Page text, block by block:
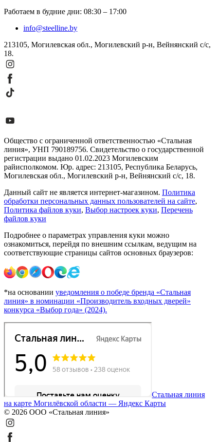
Работаем в будние дни: 08:30 – 17:00
info@steelline.by
213105, Могилевская обл., Могилевский р-н, Вейнянский с/с,
18.
Общество с ограниченной ответственностью «Стальная
линия», УНП 790189756. Свидетельство о государственной
регистрации выдано 01.02.2023 Могилевским
райисполкомом. Юр. адрес: 213105, Республика Беларусь,
Могилевская обл., Могилевский р-н, Вейнянский с/с, 18.
Данный сайт не является интернет-магазином. Политика
обработки персональных данных пользователей на сайте,
Политика файлов куки, Выбор настроек куки, Перечень
файлов куки
Подробнее о параметрах управления куки можно
ознакомиться, перейдя по внешним ссылкам, ведущим на
соответствующие страницы сайтов основных браузеров:
*на основании уведомления о победе бренда «Стальная
линия» в номинации «Производитель входных дверей»
конкурса «Выбор года» (2024).
Стальная линия
на карте Могилёвской области — Яндекс Карты
© 2026 ООО «Стальная линия»